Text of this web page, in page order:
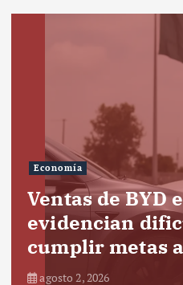
Economía
Ventas de BYD
evidencian
cumplir metas
agosto 2, 2026